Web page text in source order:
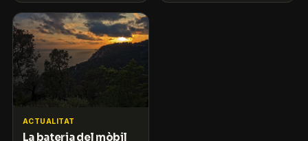
ACTUALITAT
La bateria del mòbil